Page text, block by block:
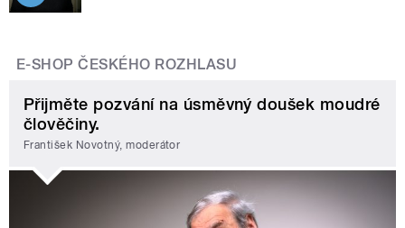
E-SHOP ČESKÉHO ROZHLASU
Přijměte pozvání na úsměvný doušek moudré
člověčiny.
František Novotný, moderátor